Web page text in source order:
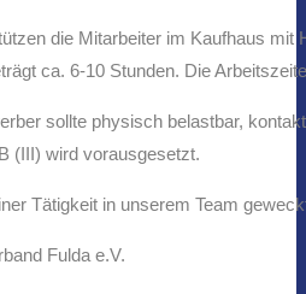
die Mitarbeiter im Kaufhaus
ca. 6-10 Stunden. Die
sollte physisch belastbar,
(III) wird vorausgesetzt.
Tätigkeit in unserem Team
Fulda e.V.